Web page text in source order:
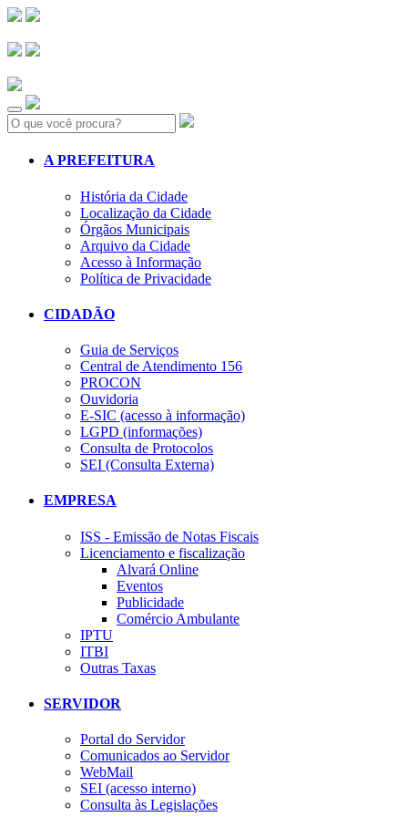
Search:
A PREFEITURA
História da Cidade
Localização da Cidade
Órgãos Municipais
Arquivo da Cidade
Acesso à Informação
Política de Privacidade
CIDADÃO
Guia de Serviços
Central de Atendimento 156
PROCON
Ouvidoria
E-SIC (acesso à informação)
LGPD (informações)
Consulta de Protocolos
SEI (Consulta Externa)
EMPRESA
ISS - Emissão de Notas Fiscais
Licenciamento e fiscalização
Alvará Online
Eventos
Publicidade
Comércio Ambulante
IPTU
ITBI
Outras Taxas
SERVIDOR
Portal do Servidor
Comunicados ao Servidor
WebMail
SEI (acesso interno)
Consulta às Legislações